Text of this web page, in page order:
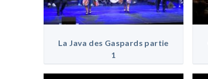
La Java des Gaspards partie
1